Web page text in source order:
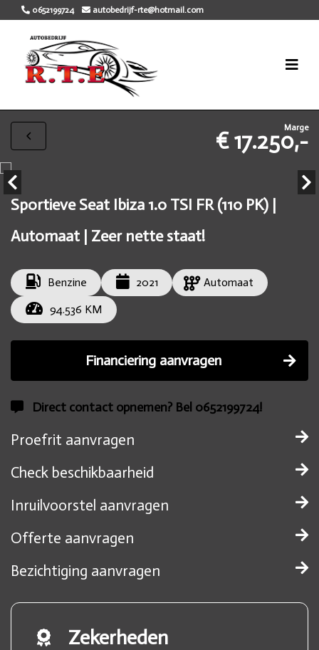
0652199724 autobedrijf-rte@hotmail.com
Marge
€ 17.250,-
Sportieve Seat Ibiza 1.0 TSI FR (110 PK) |
Automaat | Zeer nette staat!
Benzine 2021
Automaat
94.536 KM
Financiering aanvragen
Direct contact opnemen? Bel 0652199724!
Proefrit aanvragen
Check beschikbaarheid
Inruilvoorstel aanvragen
Offerte aanvragen
Bezichtiging aanvragen
Zekerheden